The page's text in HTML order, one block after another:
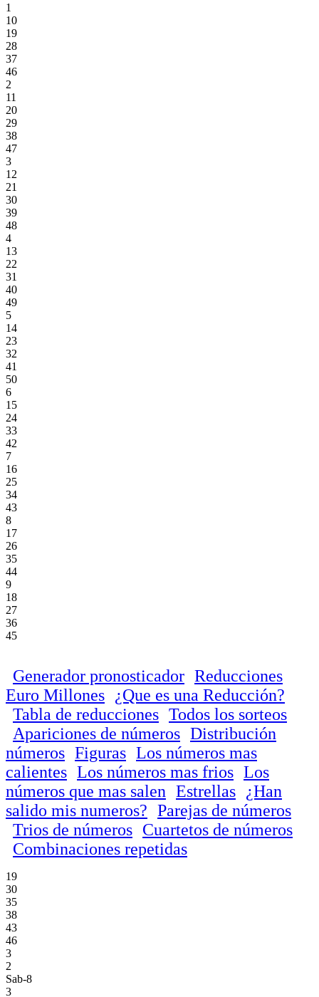
1
10
19
28
37
46
2
11
20
29
38
47
3
12
21
30
39
48
4
13
22
31
40
49
5
14
23
32
41
50
6
15
24
33
42
7
16
25
34
43
8
17
26
35
44
9
18
27
36
45
Generador pronosticador Reducciones
Euro Millones
¿Que es una Reducción?
Tabla de reducciones Todos los sorteos
Apariciones de números Distribución
números Figuras Los números mas
calientes Los números mas frios Los
números que mas salen Estrellas
¿Han
salido mis numeros? Parejas de números
Trios de números Cuartetos de números
Combinaciones repetidas
19
30
35
38
43
46
3
2
Sab-8
3